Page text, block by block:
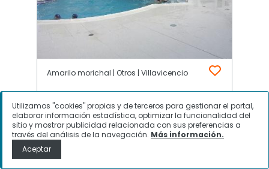
Amarilo morichal | Otros | Villavicencio
$1.650.000
Apartamento en Arriendo, Amarilo
morichal, Villavicencio
Utilizamos "cookies" propias y de terceros para gestionar el portal,
elaborar información estadística, optimizar la funcionalidad del
sitio y mostrar publicidad relacionada con sus preferencias a
través del análisis de la navegación. Más información.
Aceptar